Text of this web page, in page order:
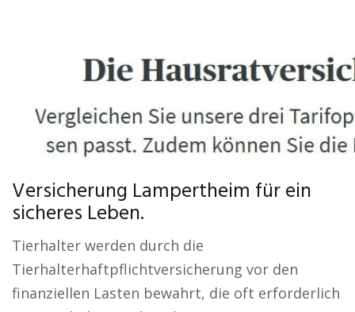
Versicherung Lampertheim für ein
sicheres Leben.
Tierhalter werden durch die
Tierhalterhaftpflichtversicherung vor den
finanziellen Lasten bewahrt, die oft erforderlich